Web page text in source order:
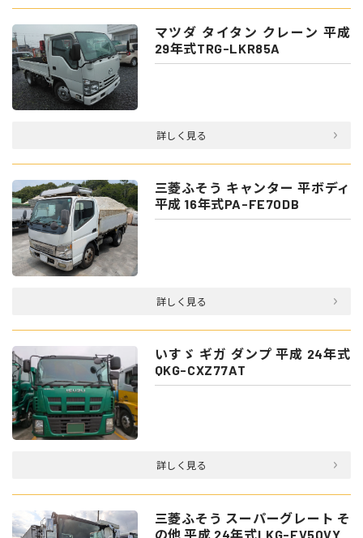
マツダ タイタン クレーン 平成
29年式TRG-LKR85A
詳しく見る
三菱ふそう キャンター 平ボディ
平成 16年式PA-FE70DB
詳しく見る
いすゞ ギガ ダンプ 平成 24年式
QKG-CXZ77AT
詳しく見る
三菱ふそう スーパーグレート そ
の他 平成 24年式LKG-FV50VY